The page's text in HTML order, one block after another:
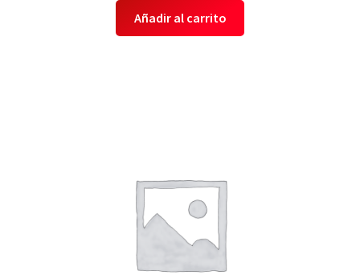
Añadir al carrito